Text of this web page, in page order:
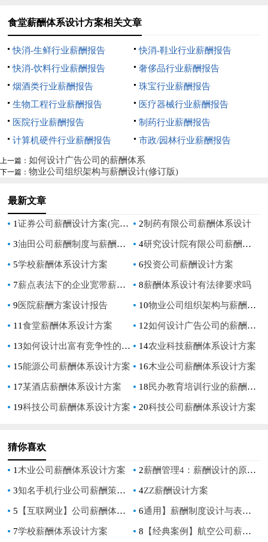
食堂薪酬体系设计方案相关文章
快消-生鲜行业薪酬报告
快消-鞋业行业薪酬报告
快消-饮料行业薪酬报告
奢侈品行业薪酬报告
烟酒类行业薪酬报告
珠宝行业薪酬报告
生物工程行业薪酬报告
医疗器械行业薪酬报告
医院行业薪酬报告
制药行业薪酬报告
计算机硬件行业薪酬报告
市政/园林行业薪酬报告
上一篇： 如何设计广告公司的薪酬体系
下一篇： 物业公司组织架构与薪酬设计(修订版)
最新文章
1证券公司薪酬设计方案(完整版） 2制药有限公司薪酬体系设计
3油田公司薪酬制度与薪酬体系设计方案 4研究设计院有限公司薪酬管理制度实施方案
5学校薪酬体系设计方案 6投资公司薪酬设计方案
7薪点表法下的企业宽带薪酬体系设计 8薪酬体系设计有法律要求吗
9 医院薪酬方案设计报告 10物业公司组织架构与薪酬设计(修订版)
11食堂薪酬体系设计方案 12如何设计广告公司的薪酬体系
13如何设计出富有竞争性的薪酬制度 14农业科技薪酬体系设计方案
15能源公司薪酬体系设计方案 16木业公司薪酬体系设计方案
17某酒店薪酬体系设计方案 18民办教育培训行业的薪酬体系设计
19科技公司薪酬体系设计方案 20科技公司薪酬体系设计方案
猜你喜欢
1 木业公司薪酬体系设计方案 2薪酬管理4：薪酬设计的原则和主要考虑的因素
3知名手机行业公司薪酬策略设计 4ZZ薪酬设计方案
5 【互联网业】公司薪酬体系设计方案及标准 6通用】薪酬制度设计与表格大全
7学校薪酬体系设计方案 8 【经典案例】航空公司薪酬体系的设计